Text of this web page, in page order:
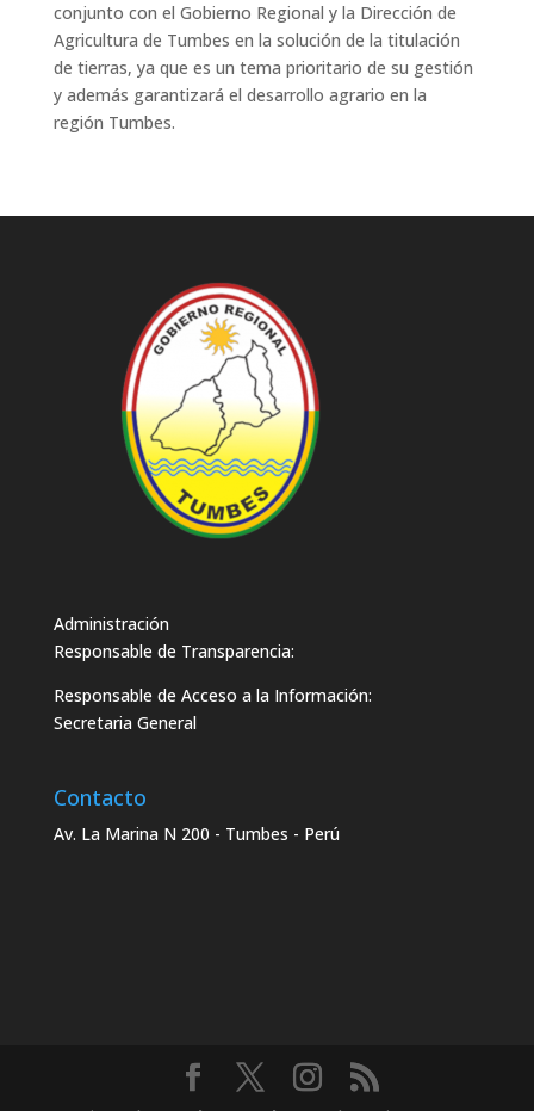
conjunto con el Gobierno Regional y la Dirección de
Agricultura de Tumbes en la solución de la titulación
de tierras, ya que es un tema prioritario de su gestión
y además garantizará el desarrollo agrario en la
región Tumbes.
Administración
Responsable de Transparencia:
Responsable de Acceso a la Información:
Secretaria General
Contacto
Av. La Marina N 200 - Tumbes - Perú